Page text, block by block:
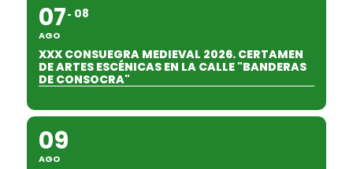
07
AGO
08
XXX CONSUEGRA MEDIEVAL 2026. CERTAMEN
DE ARTES ESCÉNICAS EN LA CALLE "BANDERAS
DE CONSOCRA"
09
AGO